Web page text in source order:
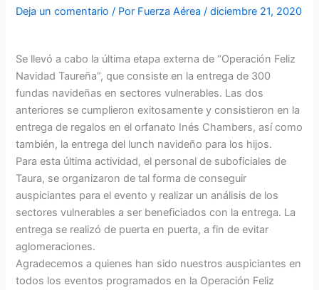
Deja un comentario / Por Fuerza Aérea/diciembre 21, 2020
Se llevó a cabo la última etapa externa de “Operación Feliz
Navidad Taureña”, que consiste en la entrega de 300
fundas navideñas en sectores vulnerables. Las dos
anteriores se cumplieron exitosamente y consistieron en la
entrega de regalos en el orfanato Inés Chambers, así como
también, la entrega del lunch navideño para los hijos.
Para esta última actividad, el personal de suboficiales de
Taura, se organizaron de tal forma de conseguir
auspiciantes para el evento y realizar un análisis de los
sectores vulnerables a ser beneficiados con la entrega. La
entrega se realizó de puerta en puerta, a fin de evitar
aglomeraciones.
Agradecemos a quienes han sido nuestros auspiciantes en
todos los eventos programados en la Operación Feliz